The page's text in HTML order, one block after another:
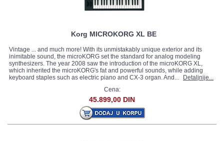
Korg MICROKORG XL BE
Vintage ... and much more! With its unmistakably unique exterior and its
inimitable sound, the microKORG set the standard for analog modeling
synthesizers. The year 2008 saw the introduction of the microKORG XL,
which inherited the microKORG's fat and powerful sounds, while adding
keyboard staples such as electric piano and CX-3 organ. And...
Detaljnije...
Cena:
45.899,00 DIN